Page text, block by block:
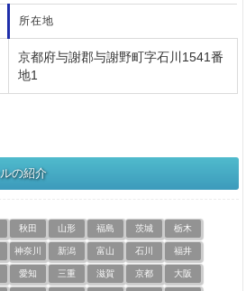
所在地
京都府与謝郡与謝野町字石川1541番
地1
の紹介
秋田 山形 福島 茨城 栃木
神奈川 新潟 富山 石川 福井
愛知 三重 滋賀 京都 大阪